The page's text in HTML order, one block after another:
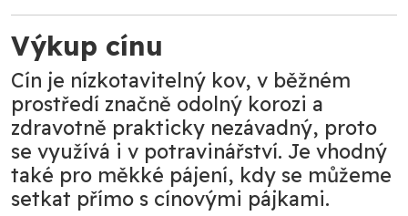
Výkup cínu
Cín je nízkotavitelný kov, v běžném
prostředí značně odolný korozi a
zdravotně prakticky nezávadný, proto
se využívá i v potravinářství. Je vhodný
také pro měkké pájení, kdy se můžeme
setkat přímo s cínovými pájkami.